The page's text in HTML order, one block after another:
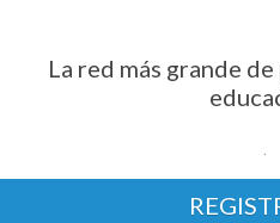
La red más grande
Encontrar profesionales